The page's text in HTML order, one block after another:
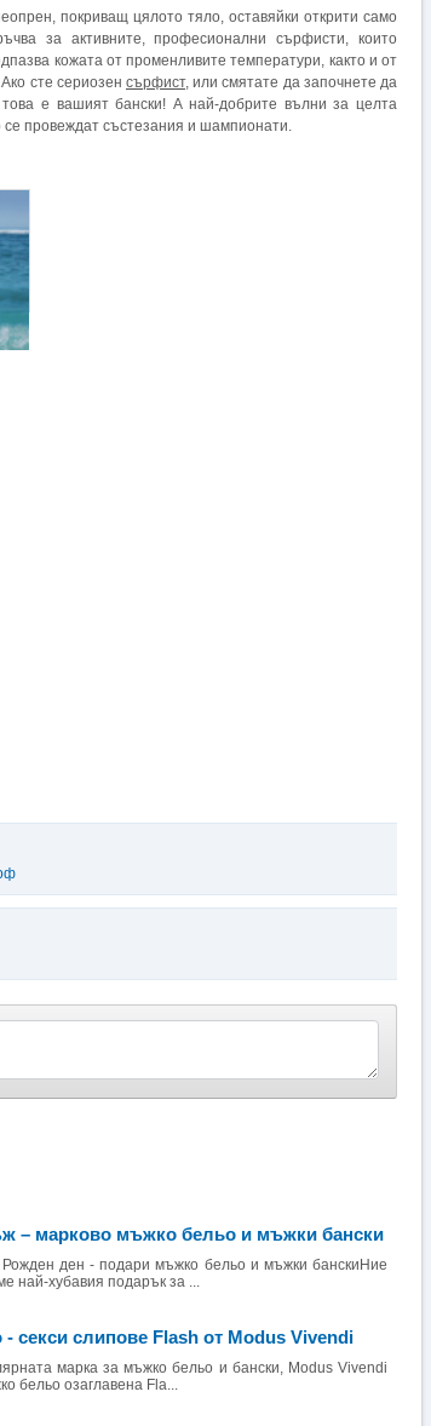
покриващ цялото тяло, оставяйки открити само
за активните, професионални сърфисти, които
кожата от променливите температури, както и от
сте сериозен сърфист, или смятате да започнете да
е вашият бански! А най-добрите вълни за целта
провеждат състезания и шампионати.
– марково мъжко бельо и мъжки бански
ден - подари мъжко бельо и мъжки банскиНие
най-хубавия подарък за ...
слипове Flash от Modus Vivendi
марка за мъжко бельо и бански, Modus Vivendi
бельо озаглавена Fla...